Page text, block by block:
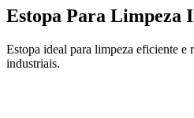
Estopa Para Limpeza
Estopa ideal para limpeza eficiente e
industriais.